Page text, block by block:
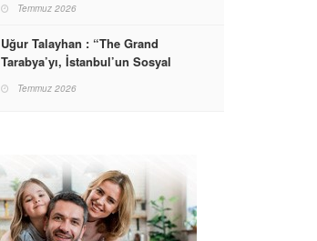
Temmuz 2026
Uğur Talayhan : “The Grand
Tarabya’yı, İstanbul’un Sosyal
Destinasyon Haline Getirmeyi
Temmuz 2026